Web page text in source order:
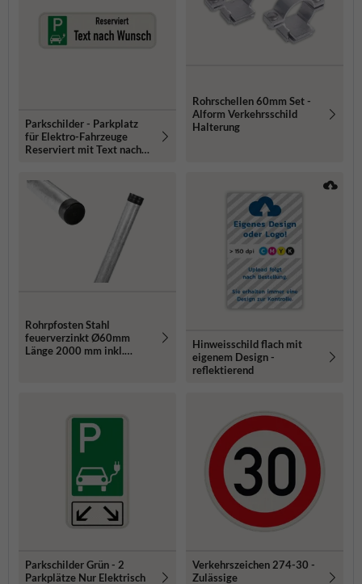
Parkschilder - Parkplatz
für Elektro-Fahrzeuge
Reserviert mit Text nach
Rohrschellen 60mm Set -
Alform Verkehrsschild
Halterung
Rohrpfosten Stahl
feuerverzinkt Ø60mm
Länge 2000 mm inkl.
Hinweisschild flach mit
eigenem Design -
reflektierend
Parkschilder Grün - 2
Parkplätze Nur Elektrisch
Verkehrszeichen 274-30 -
Zulässige